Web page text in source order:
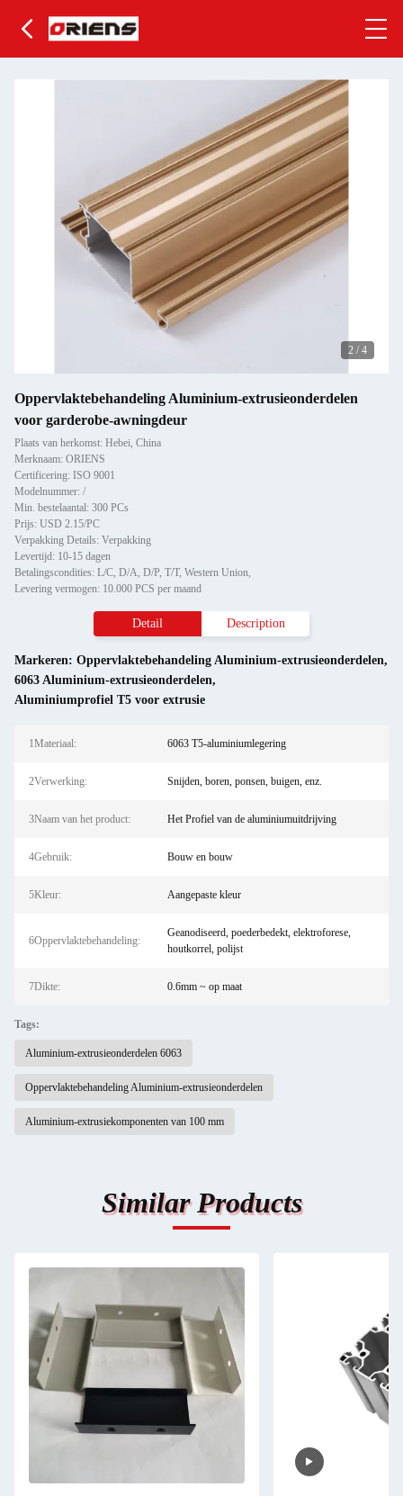
2 / 4
Oppervlaktebehandeling Aluminium-extrusieonderdelen
voor garderobe-awningdeur
Plaats van herkomst: Hebei, China
Merknaam: ORIENS
Certificering: ISO 9001
Modelnummer: /
Min. bestelaantal: 300 PCs
Prijs: USD 2.15/PC
Verpakking Details: Verpakking
Levertijd: 10-15 dagen
Betalingscondities: L/C, D/A, D/P, T/T, Western Union,
Levering vermogen: 10.000 PCS per maand
Detail Description
Markeren: Oppervlaktebehandeling Aluminium-extrusieonderdelen,
6063 Aluminium-extrusieonderdelen,
Aluminiumprofiel T5 voor extrusie
1Materiaal: 6063 T5-aluminiumlegering
2Verwerking: Snijden, boren, ponsen, buigen, enz.
3Naam van het product: Het Profiel van de aluminiumuitdrijving
4Gebruik: Bouw en bouw
5Kleur: Aangepaste kleur
6Oppervlaktebehandeling:
Geanodiseerd, poederbedekt, elektroforese,
houtkorrel, polijst
7Dikte: 0.6mm ~ op maat
Tags:
Aluminium-extrusieonderdelen 6063
Oppervlaktebehandeling Aluminium-extrusieonderdelen
Aluminium-extrusiekomponenten van 100 mm
Similar Products